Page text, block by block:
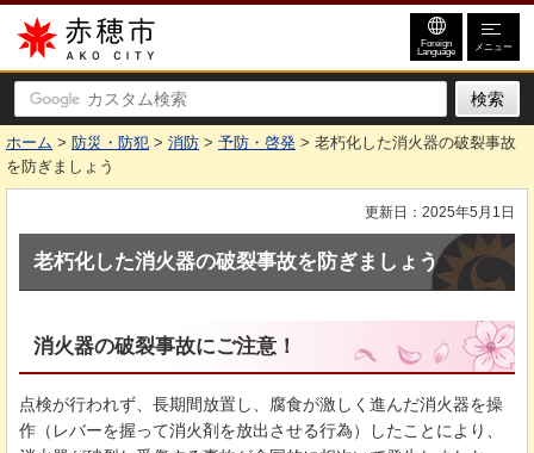
赤穂市
Foreign
Language メニュー
ホーム > 防災・防犯 > 消防 > 予防・啓発 > 老朽化した消火器の破裂事故
を防ぎましょう
更新日：2025年5月1日
老朽化した消火器の破裂事故を防ぎましょう
消火器の破裂事故にご注意！
点検が行われず、長期間放置し、腐食が激しく進んだ消火器を操
作（レバーを握って消火剤を放出させる行為）したことにより、